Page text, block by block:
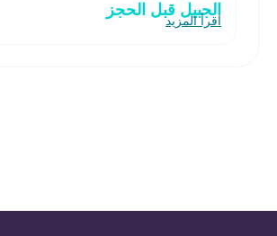
الجبيل قبل الحجز
اقرأ المزيد